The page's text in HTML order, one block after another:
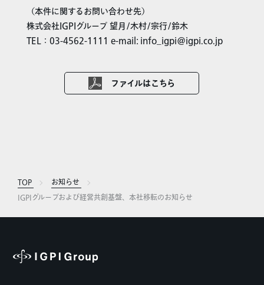
（本件に関するお問い合わせ先）
株式会社IGPIグループ 望月/木村/宗行/鈴木
TEL：03-4562-1111 e-mail: info_igpi@igpi.co.jp
ファイルはこちら
TOP
お知らせ
IGPIグループおよび経営共創基盤、本社移転のお知らせ